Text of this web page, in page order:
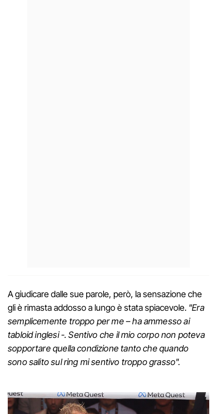
A giudicare dalle sue parole, però, la sensazione che
gli è rimasta addosso a lungo è stata spiacevole. "Era
semplicemente troppo per me – ha ammesso ai
tabloid inglesi -. Sentivo che il mio corpo non poteva
sopportare quella condizione tanto che quando
sono salito sul ring mi sentivo troppo grasso".